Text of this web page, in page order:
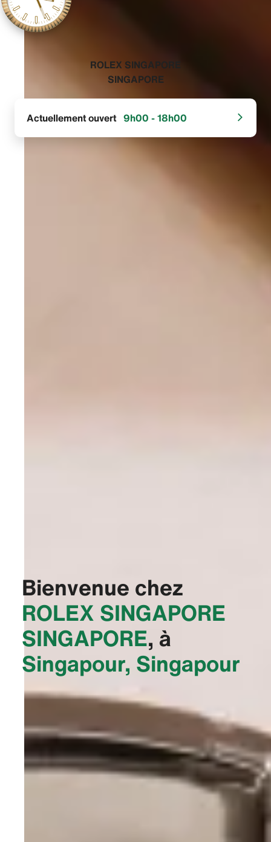
‭ROLEX SINGAPORE
SINGAPORE‬
Actuellement ouvert 9h00 - 18h00
Bienvenue chez
‭ROLEX SINGAPORE
SINGAPORE‬, à
Singapour, Singapour